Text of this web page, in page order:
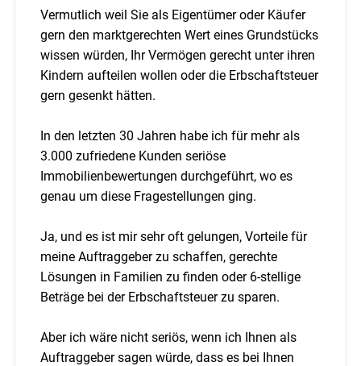
Vermutlich weil Sie als Eigentümer oder Käufer
gern den marktgerechten Wert eines Grundstücks
wissen würden, Ihr Vermögen gerecht unter ihren
Kindern aufteilen wollen oder die Erbschaftsteuer
gern gesenkt hätten.
In den letzten 30 Jahren habe ich für mehr als
3.000 zufriedene Kunden seriöse
Immobilienbewertungen durchgeführt, wo es
genau um diese Fragestellungen ging.
Ja, und es ist mir sehr oft gelungen, Vorteile für
meine Auftraggeber zu schaffen, gerechte
Lösungen in Familien zu finden oder 6-stellige
Beträge bei der Erbschaftsteuer zu sparen.
Aber ich wäre nicht seriös, wenn ich Ihnen als
Auftraggeber sagen würde, dass es bei Ihnen